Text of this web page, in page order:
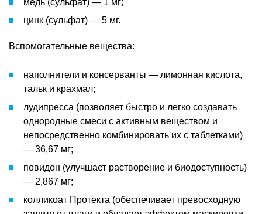
цинк (сульфат) — 5 мг.
Вспомогательные вещества:
наполнители и консерванты — лимонная кислота,
тальк и крахмал;
лудипресса (позволяет быстро и легко создавать
однородные смеси с активным веществом и
непосредственно комбинировать их с таблетками)
— 36,67 мг;
повидон (улучшает растворение и биодоступность)
— 2,867 мг;
колликоат Протекта (обеспечивает превосходную